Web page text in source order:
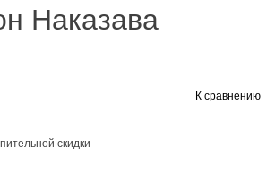
Наказава
К сравнению
скидки